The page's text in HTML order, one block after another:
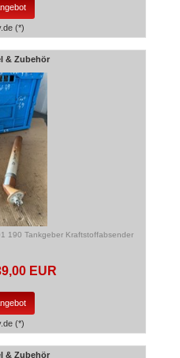
(*)
& Zubehör
190 Tankgeber Kraftstoffabsender
EUR
(*)
& Zubehör